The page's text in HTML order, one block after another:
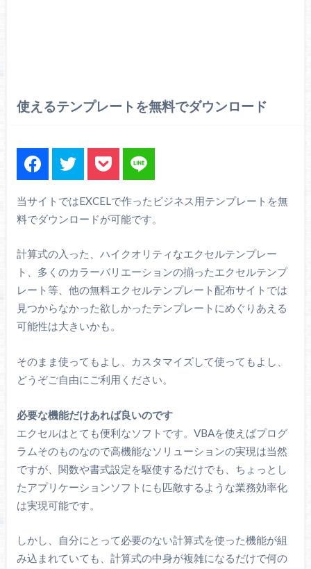
使えるテンプレートを無料でダウンロード
当サイトではEXCELで作ったビジネス用テンプレートを無
料でダウンロードが可能です。
計算式の入った、ハイクオリティなエクセルテンプレー
ト、多くのカラーバリエーションの揃ったエクセルテンプ
レート等、他の無料エクセルテンプレート配布サイトでは
見つからなかった欲しかったテンプレートにめぐりあえる
可能性は大きいかも。
そのまま使ってもよし、カスタマイズして使ってもよし、
どうぞご自由にご利用ください。
必要な機能だけあれば良いのです
エクセルはとても便利なソフトです。VBAを使えばプログ
ラムそのものなので高機能なソリューションの実現は当然
ですが、関数や書式設定を駆使するだけでも、ちょっとし
たアプリケーションソフトにも匹敵するような業務効率化
は実現可能です。
しかし、自分にとって必要のない計算式を使った機能が組
み込まれていても、計算式の中身が複雑になるだけで何の